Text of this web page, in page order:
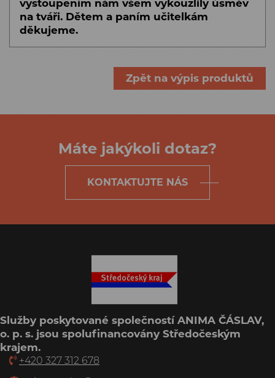
vystoupením nám všem vykouzlily úsměv
na tváři. Dětem a paním učitelkám
děkujeme.
Zpět na výpis produktů
Máte jakýkoli dotaz?
KONTAKTUJTE NÁS
Služby poskytované společností ANIMA ČÁSLAV,
o. p. s. jsou spolufinancovány Středočeským
krajem.
+420 327 312 678